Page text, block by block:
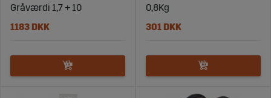
Gråværdi 1,7 + 10
1183 DKK
0,8Kg
301 DKK